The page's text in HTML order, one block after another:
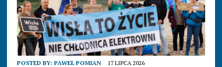
POSTED BY: PAWEŁ POMIAN 17 LIPCA 2026